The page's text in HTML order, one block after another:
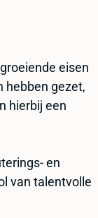
eisen
hebben gezet,
hierbij een
en
van talentvolle